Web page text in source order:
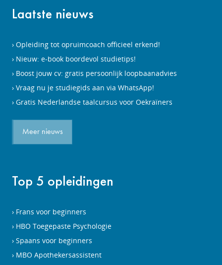
Laatste nieuws
Opleiding tot opruimcoach officieel erkend!
Nieuw: e-book boordevol studietips!
Boost jouw cv: gratis persoonlijk loopbaanadvies
Vraag nu je studiegids aan via WhatsApp!
Gratis Nederlandse taalcursus voor Oekraïners
Meer nieuws
Top 5 opleidingen
Frans voor beginners
HBO Toegepaste Psychologie
Spaans voor beginners
MBO Apothekersassistent